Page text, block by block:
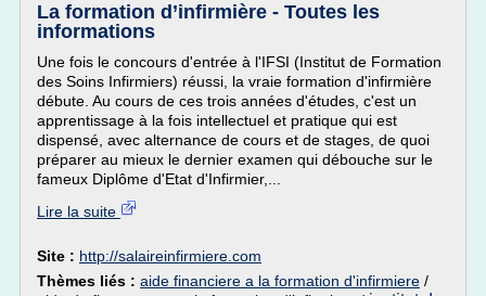
La formation d’infirmière - Toutes les
informations
Une fois le concours d'entrée à l'IFSI (Institut de Formation
des Soins Infirmiers) réussi, la vraie formation d'infirmière
débute. Au cours de ces trois années d'études, c'est un
apprentissage à la fois intellectuel et pratique qui est
dispensé, avec alternance de cours et de stages, de quoi
préparer au mieux le dernier examen qui débouche sur le
fameux Diplôme d'Etat d'Infirmier,...
Lire la suite
Site : http://salaireinfirmiere.com
Thèmes liés : aide financiere a la formation d'infirmiere /